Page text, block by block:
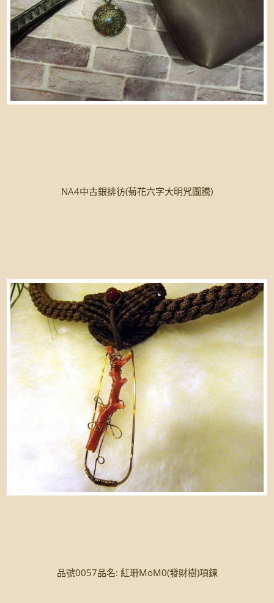
NA4中古銀排彷(菊花六字大明咒圖騰)
品號0057品名: 紅珊MoM0(發財樹)項鍊